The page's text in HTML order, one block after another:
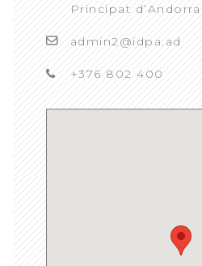
Principat d’Andorra
admin2@idpa.ad
+376 802 400